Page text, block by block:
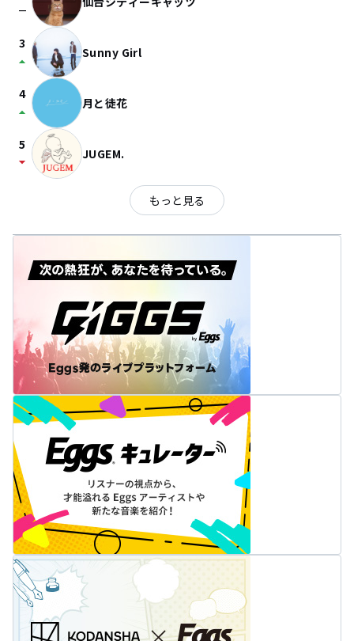
check_indeterminate_small
3
arrow_drop_up Sunny Girl
4
arrow_drop_up 月と徒花
5
arrow_drop_down JUGEM.
もっと見る